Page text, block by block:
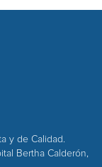
y de Calidad.
Bertha Calderón,